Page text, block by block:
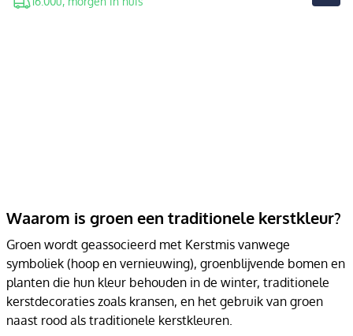
Waarom is groen een traditionele kerstkleur?
Groen wordt geassocieerd met Kerstmis vanwege
symboliek (hoop en vernieuwing), groenblijvende bomen en
planten die hun kleur behouden in de winter, traditionele
kerstdecoraties zoals kransen, en het gebruik van groen
naast rood als traditionele kerstkleuren.